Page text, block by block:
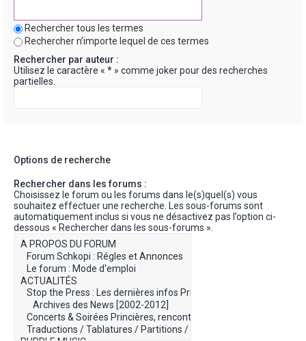
Rechercher tous les termes
Rechercher n’importe lequel de ces termes
Rechercher par auteur :
Utilisez le caractère « * » comme joker pour des recherches
partielles.
Options de recherche
Rechercher dans les forums :
Choisissez le forum ou les forums dans le(s)quel(s) vous
souhaitez effectuer une recherche. Les sous-forums sont
automatiquement inclus si vous ne désactivez pas l’option ci-
dessous « Rechercher dans les sous-forums ».